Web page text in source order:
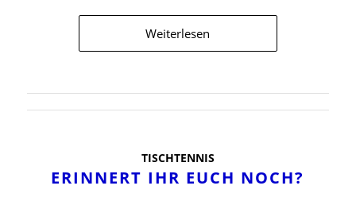
Weiterlesen
TISCHTENNIS
ERINNERT IHR EUCH NOCH?